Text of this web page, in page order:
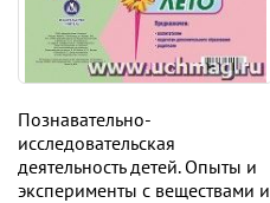
Познавательно-
исследовательская
деятельность детей. Опыты и
эксперименты с веществами и